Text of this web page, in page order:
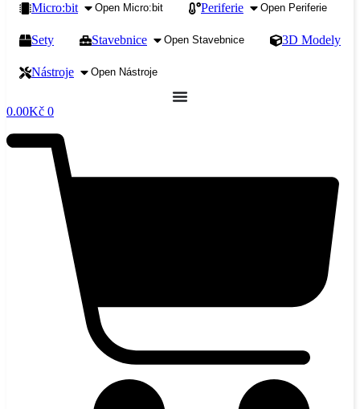
Micro:bit Open Micro:bit Periferie Open Periferie
Sety Stavebnice Open Stavebnice 3D Modely
Nástroje Open Nástroje
0.00Kč 0